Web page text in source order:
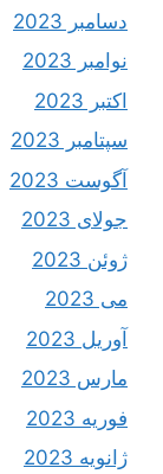
دسامبر 2023
نوامبر 2023
اکتبر 2023
سپتامبر 2023
آگوست 2023
جولای 2023
ژوئن 2023
می 2023
آوریل 2023
مارس 2023
فوریه 2023
ژانویه 2023